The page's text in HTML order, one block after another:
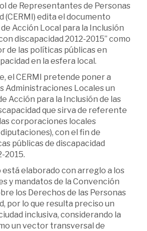
de Representantes de Personas
(CERMI) edita el documento
Acción Local para la Inclusión
discapacidad 2012-2015” como
de las políticas públicas en
en la esfera local.
el CERMI pretende poner a
Administraciones Locales un
Acción para la Inclusión de las
que sirva de referente
corporaciones locales
con el fin de
públicas de discapacidad
2015.
elaborado con arreglo a los
y mandatos de la Convención
los Derechos de las Personas
por lo que resulta preciso un
inclusiva, considerando la
un vector transversal de